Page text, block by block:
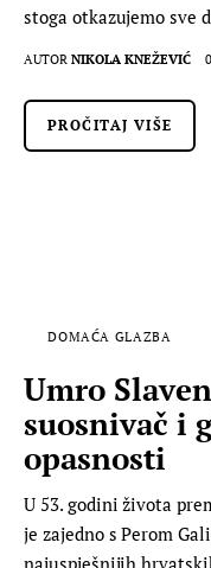
stoga otkazujemo sve
AUTOR NIKOLA KNEŽEVIĆ
PROČITAJ VIŠE
DOMAĆA GLAZBA
Umro
suosnivač i
opasnosti
U 53. godini života
je zajedno s Perom
najuspješnijih